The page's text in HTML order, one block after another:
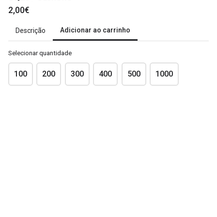
ANTERIOR SEGUINTE arrow_forward
2,00€
Descrição Adicionar ao carrinho
Selecionar quantidade
100 200 300 400 500 1000